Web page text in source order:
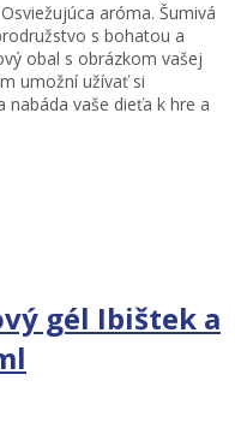
Osviežujúca aróma. Šumivá
s bohatou a
obal s obrázkom vašej
umožní užívať si
vaše dieťa k hre a
gél Ibištek a